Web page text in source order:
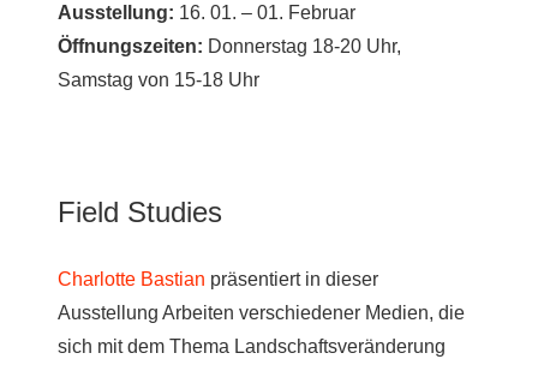
Ausstellung: 16. 01. – 01. Februar
Öffnungszeiten: Donnerstag 18-20 Uhr,
Samstag von 15-18 Uhr
Field Studies
Charlotte Bastian präsentiert in dieser
Ausstellung Arbeiten verschiedener Medien, die
sich mit dem Thema Landschaftsveränderung